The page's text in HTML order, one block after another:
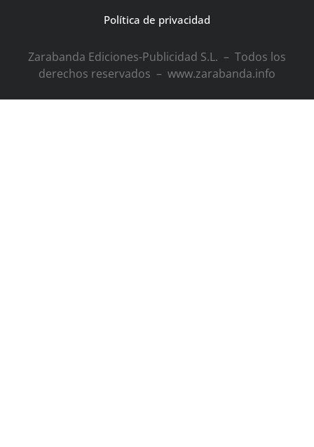
Política de privacidad
Zarabanda Ediciones-Publicidad S.L. – Todos los
derechos reservados – www.zarabanda.info